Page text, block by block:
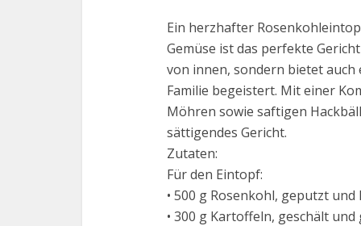
Ein herzhafter
Gemüse ist das perfekte
von innen, sondern bietet auch
Familie begeistert. Mit einer
Möhren sowie saftigen
sättigendes Gericht.
Zutaten:
Für den Eintopf:
• 500 g Rosenkohl, geputzt
• 300 g Kartoffeln, geschält